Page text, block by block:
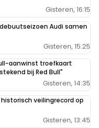
Gisteren, 16:15
Audi samen
Gisteren, 15:25
aanwinst troefkaart
bij Red Bull"
Gisteren, 14:35
veilingrecord op
Gisteren, 13:45